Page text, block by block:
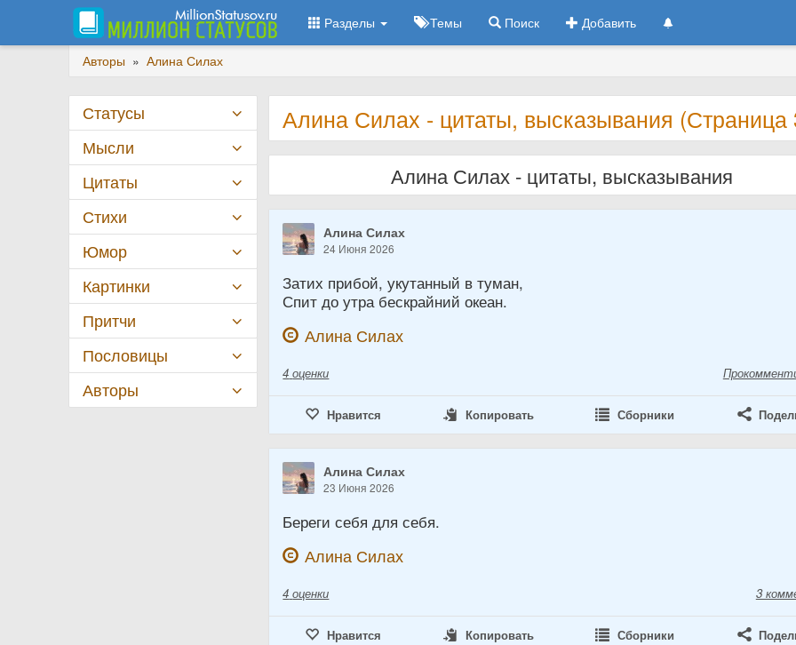
Разделы Темы Поиск Добавить
Авторы » Алина Силах
Алина Силах - цитаты, высказывания (Страница
Алина Силах - цитаты, высказывания
Алина Силах
24 Июня 2026
Затих прибой, укутанный в туман,
Спит до утра бескрайний океан.
Алина Силах
4 оценки
Нравится Копировать Сборники
Алина Силах
23 Июня 2026
Береги себя для себя.
Алина Силах
4 оценки 3
Нравится Копировать Сборники
Статусы
Мысли
Цитаты
Стихи
Юмор
Картинки
Притчи
Пословицы
Авторы